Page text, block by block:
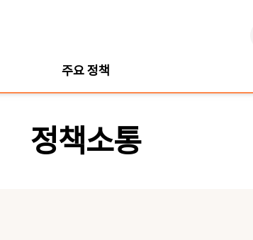
주요 정책
정책소통